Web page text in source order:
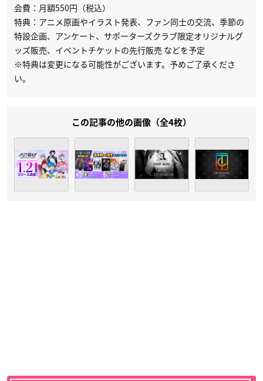
会費：月額550円（税込）
特典：アニメ原画やイラスト発表、ファン同士の交流、季節の
特設企画、アンケート、サポーターズクラブ限定オリジナルグ
ッズ販売、イベントチケットの先行販売 などを予定
※特典は変更になる可能性がございます。予めご了承くださ
い。
この記事の他の画像（全4枚）